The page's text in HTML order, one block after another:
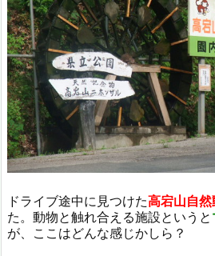
ドライブ途中に見つけた高宕山自然
た。動物と触れ合える施設というと
が、ここはどんな感じかしら？